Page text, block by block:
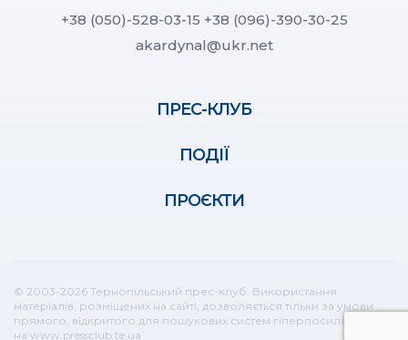
+38 (050)-528-03-15 +38 (096)-390-30-25
akardynal@ukr.net
ПРЕС-КЛУБ
ПОДІЇ
ПРОЄКТИ
© 2003-2026 Тернопільський прес-клуб. Використання
матеріалів, розміщених на сайті, дозволяється тільки за умови
прямого, відкритого для пошукових систем гіперпосилання
на www.pressclub.te.ua